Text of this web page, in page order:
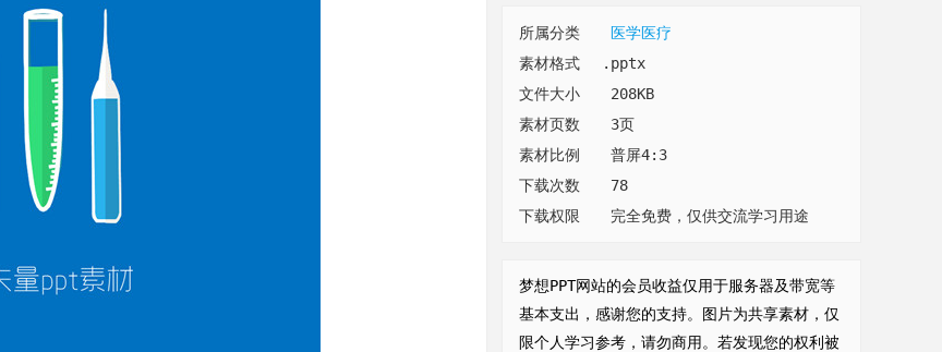
所属分类
医学医疗
素材格式
.pptx
文件大小
208KB
素材页数
3页
素材比例
普屏4:3
下载次数
78
下载权限
完全免费，仅供交流学习用途
梦想PPT网站的会员收益仅用于服务器及带宽等
基本支出，感谢您的支持。图片为共享素材，仅
限个人学习参考，请勿商用。若发现您的权利被